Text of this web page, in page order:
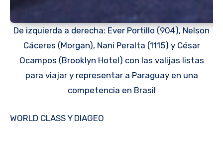
De izquierda a derecha: Ever Portillo (904), Nelson
Cáceres (Morgan), Nani Peralta (1115) y César
Ocampos (Brooklyn Hotel) con las valijas listas
para viajar y representar a Paraguay en una
competencia en Brasil
WORLD CLASS Y DIAGEO